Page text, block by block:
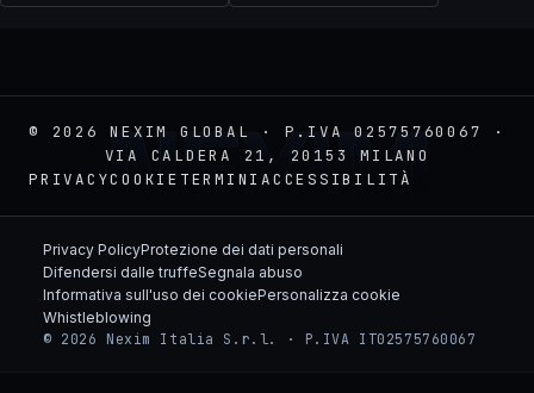
© 2026 NEXIM GLOBAL · P.IVA 02575760067 ·
VIA CALDERA 21, 20153 MILANO
PRIVACYCOOKIE TERMINI ACCESSIBILITÀ
NEXIM
Privacy PolicyProtezione dei dati personali
Difendersi dalle truffeSegnala abuso
Informativa sull'uso dei cookiePersonalizza cookie
Whistleblowing
© 2026 Nexim Italia S.r.l. · P.IVA IT02575760067